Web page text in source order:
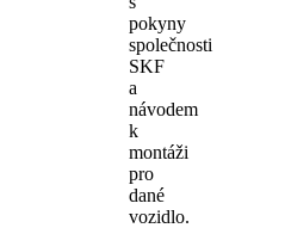
pokyny
společnosti
SKF
a
návodem
k
montáži
pro
dané
vozidlo.